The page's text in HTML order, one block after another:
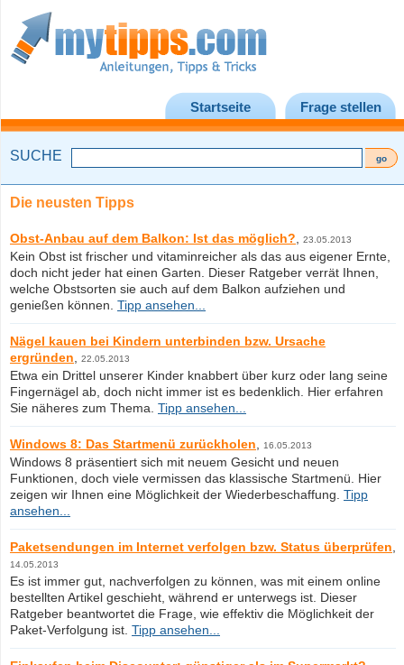
Startseite Frage stellen
SUCHE
Die neusten Tipps
Obst-Anbau auf dem Balkon: Ist das möglich? 23.05.2013
Kein Obst ist frischer und vitaminreicher als das aus eigener Ernte,
doch nicht jeder hat einen Garten. Dieser Ratgeber verrät Ihnen,
welche Obstsorten sie auch auf dem Balkon aufziehen und
genießen können. Tipp ansehen...
Nägel kauen bei Kindern unterbinden bzw. Ursache
ergründen
22.05.2013
Etwa ein Drittel unserer Kinder knabbert über kurz oder lang seine
Fingernägel ab, doch nicht immer ist es bedenklich. Hier erfahren
Sie näheres zum Thema. Tipp ansehen...
Windows 8: Das Startmenü zurückholen 16.05.2013
Windows 8 präsentiert sich mit neuem Gesicht und neuen
Funktionen, doch viele vermissen das klassische Startmenü. Hier
zeigen wir Ihnen eine Möglichkeit der Wiederbeschaffung. Tipp
ansehen...
Paketsendungen im Internet verfolgen bzw. Status überprüfen
14.05.2013
Es ist immer gut, nachverfolgen zu können, was mit einem online
bestellten Artikel geschieht, während er unterwegs ist. Dieser
Ratgeber beantwortet die Frage, wie effektiv die Möglichkeit der
Paket-Verfolgung ist. Tipp ansehen...